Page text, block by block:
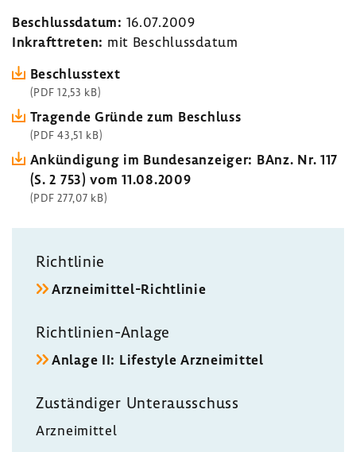
Beschluss­datum: 16.07.2009
Inkraft­treten: mit Beschluss­datum
Beschluss­text
(PDF 12,53 kB)
Tragende Gründe zum Beschluss
(PDF 43,51 kB)
Ankün­di­gung im Bundes­an­zeiger: BAnz. Nr. 117
(S. 2 753) vom 11.08.2009
(PDF 277,07 kB)
Richt­linie
Arzneimittel-​Richtlinie
Richtlinien-​Anlage
Anlage II: Life­style Arznei­mittel
Zustän­diger Unter­aus­schuss
Arznei­mittel